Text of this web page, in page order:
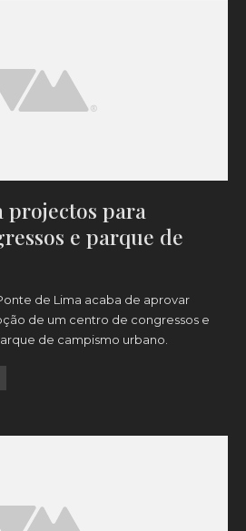
projectos para
e parque de
de Lima acaba de aprovar
de um centro de congressos e
de campismo urbano.